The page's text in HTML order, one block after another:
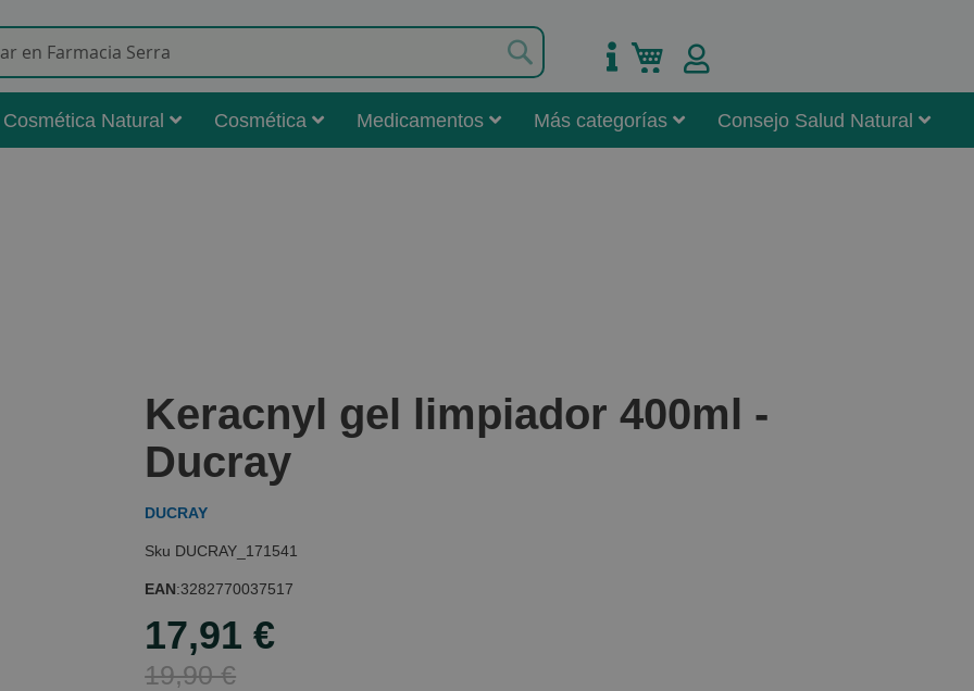
Mi carrito
Cosmética Natural Cosmética Medicamentos Más categorías Consejo Salud Natural
Keracnyl gel limpiador 400ml -
Ducray
DUCRAY
DUCRAY_171541
EAN:3282770037517
Special
Price
17,91 €
19,90 €